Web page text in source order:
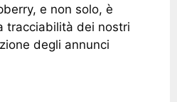
e non solo, è
tracciabilità dei nostri
degli annunci